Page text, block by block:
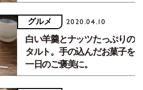
グルメ 2020.04.10
白い羊羹とナッツたっぷりの
タルト。手の込んだお菓子を
一日のご褒美に。